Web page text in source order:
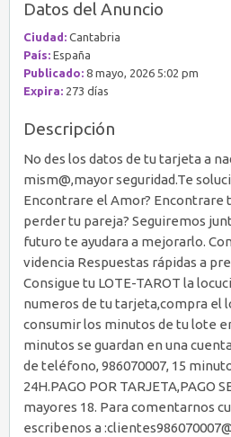
Datos del Anuncio
Ciudad: Cantabria
País: España
Publicado: 8 mayo, 2026 5:02 pm
Expira: 273 días
Descripción
No des los datos de tu tarjeta a
mism@,mayor seguridad.Te
Encontrare el Amor? Encontrare
perder tu pareja? Seguiremos
futuro te ayudara a mejorarlo.
videncia Respuestas rápidas a
Consigue tu LOTE-TAROT la
numeros de tu tarjeta,compra el
consumir los minutos de tu lote
minutos se guardan en una
de teléfono, 986070007, 15
24H.PAGO POR TARJETA,PAGO
mayores 18. Para comentarnos
escribenos a